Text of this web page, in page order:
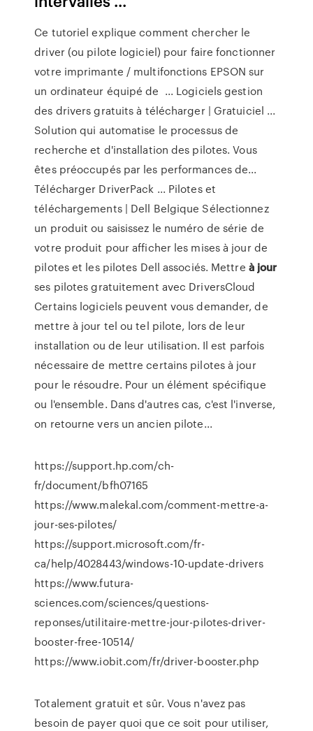
Ce tutoriel explique comment chercher le
driver (ou pilote logiciel) pour faire fonctionner
votre imprimante / multifonctions EPSON sur
un ordinateur équipé de ... Logiciels gestion
des drivers gratuits à télécharger | Gratuiciel ...
Solution qui automatise le processus de
recherche et d'installation des pilotes. Vous
êtes préoccupés par les performances de...
Télécharger DriverPack ... Pilotes et
téléchargements | Dell Belgique Sélectionnez
un produit ou saisissez le numéro de série de
votre produit pour afficher les mises à jour de
pilotes et les pilotes Dell associés. Mettre à jour
ses pilotes gratuitement avec DriversCloud
Certains logiciels peuvent vous demander, de
mettre à jour tel ou tel pilote, lors de leur
installation ou de leur utilisation. Il est parfois
nécessaire de mettre certains pilotes à jour
pour le résoudre. Pour un élément spécifique
ou l'ensemble. Dans d'autres cas, c'est l'inverse,
on retourne vers un ancien pilote...
https://support.hp.com/ch-
fr/document/bfh07165
https://www.malekal.com/comment-mettre-a-
jour-ses-pilotes/
https://support.microsoft.com/fr-
ca/help/4028443/windows-10-update-drivers
https://www.futura-
sciences.com/sciences/questions-
reponses/utilitaire-mettre-jour-pilotes-driver-
booster-free-10514/
https://www.iobit.com/fr/driver-booster.php
Totalement gratuit et sûr. Vous n'avez pas
besoin de payer quoi que ce soit pour utiliser,